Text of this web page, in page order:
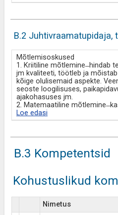
B.2 Juhtivraamatupidaja,
Mõtlemisoskused
1. Kriitiline mõtlemine ̶ hindab
jm kvaliteeti, töötleb ja
kõige olulisemaid aspekte.
seoste loogilisuses,
ajakohasuses jm.
2. Matemaatiline mõtlemine
Loe edasi
B.3 Kompetentsid
Kohustuslikud
Nimetus